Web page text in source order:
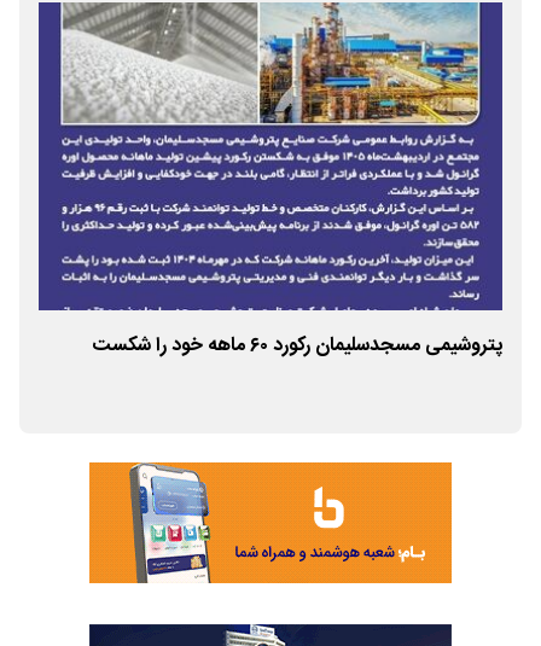
پتروشیمی مسجدسلیمان رکورد ۶۰ ماهه خود را شکست